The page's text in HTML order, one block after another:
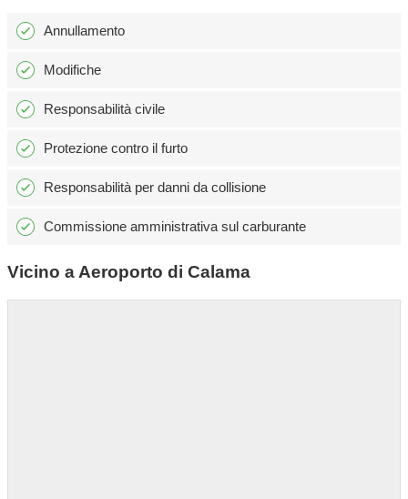
Annullamento
Modifiche
Responsabilità civile
Protezione contro il furto
Responsabilità per danni da collisione
Commissione amministrativa sul carburante
Vicino a Aeroporto di Calama